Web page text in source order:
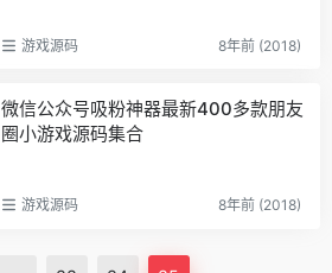
游戏源码 8年前 (2018)
微信公众号吸粉神器最新400多款朋友
圈小游戏源码集合
游戏源码 8年前 (2018)